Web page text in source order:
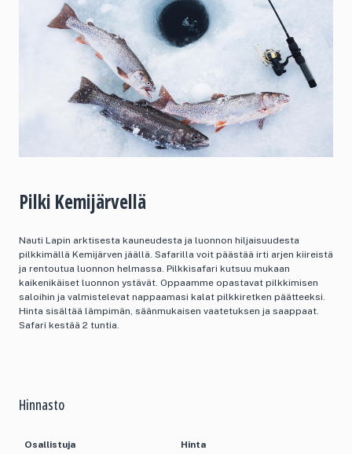
Pilki Kemijärvellä
Nauti Lapin arktisesta kauneudesta ja luonnon hiljaisuudesta
pilkkimällä Kemijärven jäällä. Safarilla voit päästää irti arjen kiireistä
ja rentoutua luonnon helmassa. Pilkkisafari kutsuu mukaan
kaikenikäiset luonnon ystävät. Oppaamme opastavat pilkkimisen
saloihin ja valmistelevat nappaamasi kalat pilkkiretken päätteeksi.
Hinta sisältää lämpimän, säänmukaisen vaatetuksen ja saappaat.
Safari kestää 2 tuntia.
Hinnasto
Osallistuja Hinta